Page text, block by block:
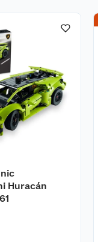
Huracán